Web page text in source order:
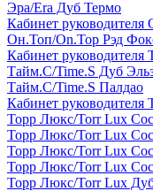
Эра/Era Дуб Термо
Кабинет
Он.Топ/On.Top Рэд
Кабинет
Тайм.С/Time.S Дуб
Тайм.С/Time.S Палдао
Кабинет
Торр Люкс/Torr Lux
Торр Люкс/Torr Lux
Торр Люкс/Torr Lux
Торр Люкс/Torr Lux
Торр Люкс/Torr Lux